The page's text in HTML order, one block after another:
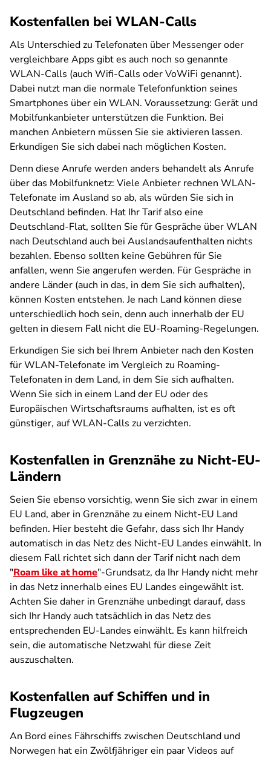
Kostenfallen bei WLAN-Calls
Als Unterschied zu Telefonaten über Messenger oder
vergleichbare Apps gibt es auch noch so genannte
WLAN-Calls (auch Wifi-Calls oder VoWiFi genannt).
Dabei nutzt man die normale Telefonfunktion seines
Smartphones über ein WLAN. Voraussetzung: Gerät und
Mobilfunkanbieter unterstützen die Funktion. Bei
manchen Anbietern müssen Sie sie aktivieren lassen.
Erkundigen Sie sich dabei nach möglichen Kosten.
Denn diese Anrufe werden anders behandelt als Anrufe
über das Mobilfunknetz: Viele Anbieter rechnen WLAN-
Telefonate im Ausland so ab, als würden Sie sich in
Deutschland befinden. Hat Ihr Tarif also eine
Deutschland-Flat, sollten Sie für Gespräche über WLAN
nach Deutschland auch bei Auslandsaufenthalten nichts
bezahlen. Ebenso sollten keine Gebühren für Sie
anfallen, wenn Sie angerufen werden. Für Gespräche in
andere Länder (auch in das, in dem Sie sich aufhalten),
können Kosten entstehen. Je nach Land können diese
unterschiedlich hoch sein, denn auch innerhalb der EU
gelten in diesem Fall nicht die EU-Roaming-Regelungen.
Erkundigen Sie sich bei Ihrem Anbieter nach den Kosten
für WLAN-Telefonate im Vergleich zu Roaming-
Telefonaten in dem Land, in dem Sie sich aufhalten.
Wenn Sie sich in einem Land der EU oder des
Europäischen Wirtschaftsraums aufhalten, ist es oft
günstiger, auf WLAN-Calls zu verzichten.
Kostenfallen in Grenznähe zu Nicht-EU-
Ländern
Seien Sie ebenso vorsichtig, wenn Sie sich zwar in einem
EU Land, aber in Grenznähe zu einem Nicht-EU Land
befinden. Hier besteht die Gefahr, dass sich Ihr Handy
automatisch in das Netz des Nicht-EU Landes einwählt. In
diesem Fall richtet sich dann der Tarif nicht nach dem
"Roam like at home"-Grundsatz, da Ihr Handy nicht mehr
in das Netz innerhalb eines EU Landes eingewählt ist.
Achten Sie daher in Grenznähe unbedingt darauf, dass
sich Ihr Handy auch tatsächlich in das Netz des
entsprechenden EU-Landes einwählt. Es kann hilfreich
sein, die automatische Netzwahl für diese Zeit
auszuschalten.
Kostenfallen auf Schiffen und in
Flugzeugen
An Bord eines Fährschiffs zwischen Deutschland und
Norwegen hat ein Zwölfjähriger ein paar Videos auf